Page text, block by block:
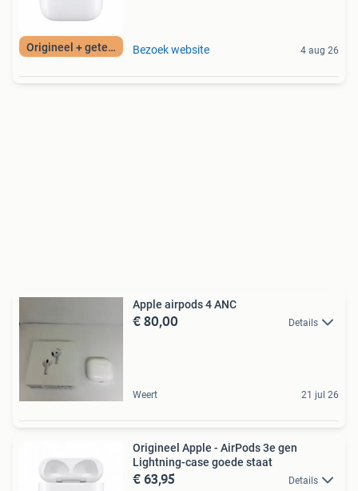
Origineel + getest Bezoek website 4 aug 26
Apple airpods 4 ANC
€ 80,00 Details
Weert 21 jul 26
Origineel Apple - AirPods 3e gen
Lightning-case goede staat
€ 63,95 Details